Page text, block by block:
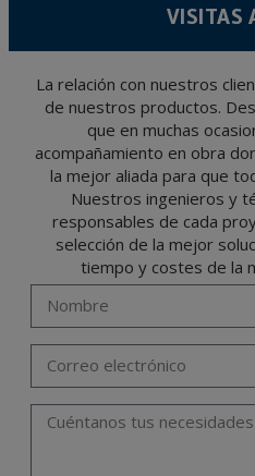
tiempo que medie en la prestación del
protección de datos, como pueden ser los
responsabilidad.
El usuario podrá ejercer en cualquier
oponerse, cancelarlos, limitar su
lo previsto en el Reglamento General de
de 2016 enviando una carta a su
Gerente, junto con la fotocopia de su DNI, a
Portalada II | c/ Segador 13, 26006 |
correo electrónicoinfo@indexfix.com.
VISITAS
La relación con nuestros
de nuestros productos.
que en muchas
acompañamiento en obra
la mejor aliada para que
Nuestros ingenieros y
responsables de cada
selección de la mejor
tiempo y costes de la